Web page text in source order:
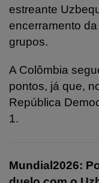
estreante
encerramento
grupos.
A Colômbia
pontos, já que,
República
1.
Mundial2026: